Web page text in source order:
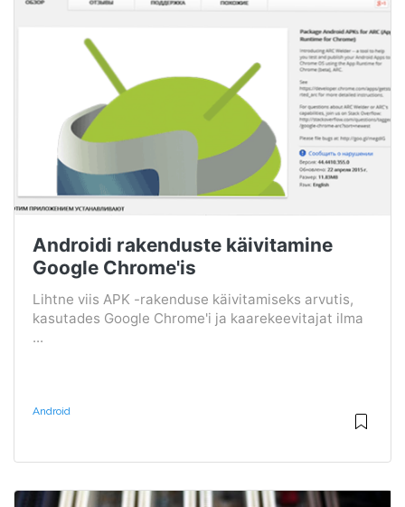
Androidi rakenduste käivitamine
Google Chrome'is
Lihtne viis APK -rakenduse käivitamiseks arvutis,
kasutades Google Chrome'i ja kaarekeevitajat ilma
...
Android